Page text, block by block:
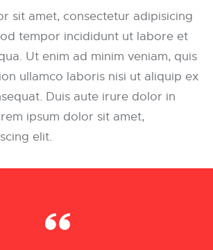
sit amet, consectetur adipisicing
tempor incididunt ut labore et
Ut enim ad minim veniam, quis
ullamco laboris nisi ut aliquip ex
Duis aute irure dolor in
ipsum dolor sit amet,
elit.